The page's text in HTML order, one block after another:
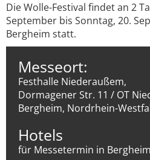
Die Wolle-Festival findet an 2
September bis Sonntag, 20.
Bergheim statt.
Messeort:
Festhalle Niederaußem,
Dormagener Str. 11 / OT
Bergheim, Nordrhein-
Hotels
für Messetermin in Bergheim